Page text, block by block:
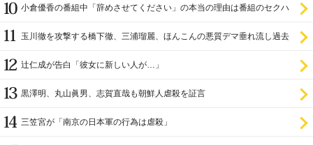
小倉優香の番組中「辞めさせてください」の本当の理由は番組のセクハ
玉川徹を攻撃する橋下徹、三浦瑠麗、ほんこんの悪質デマ垂れ流し過去
辻仁成が告白「彼女に新しい人が…」
黒澤明、丸山眞男、志賀直哉も朝鮮人虐殺を証言
三笠宮が「南京の日本軍の行為は虐殺」